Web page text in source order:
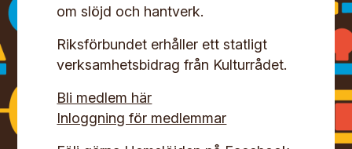
om slöjd och hantverk.
Riksförbundet erhåller ett statligt
verksamhetsbidrag från Kulturrådet.
Bli medlem här
Inloggning för medlemmar